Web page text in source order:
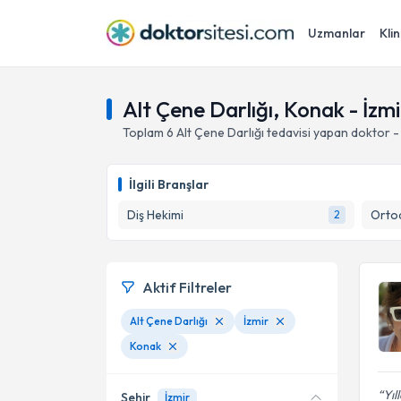
Uzmanlar
Alt Çene Darlığı, Konak -
Toplam 6 Alt Çene Darlığı tedavisi yapan doktor -
İlgili Branşlar
Diş Hekimi
2
Aktif Filtreler
Alt Çene Darlığı
İzmir
Konak
Şehir İzmir